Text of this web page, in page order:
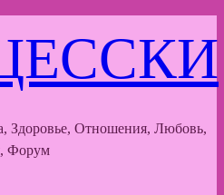
Отношения, Любовь,
Форум